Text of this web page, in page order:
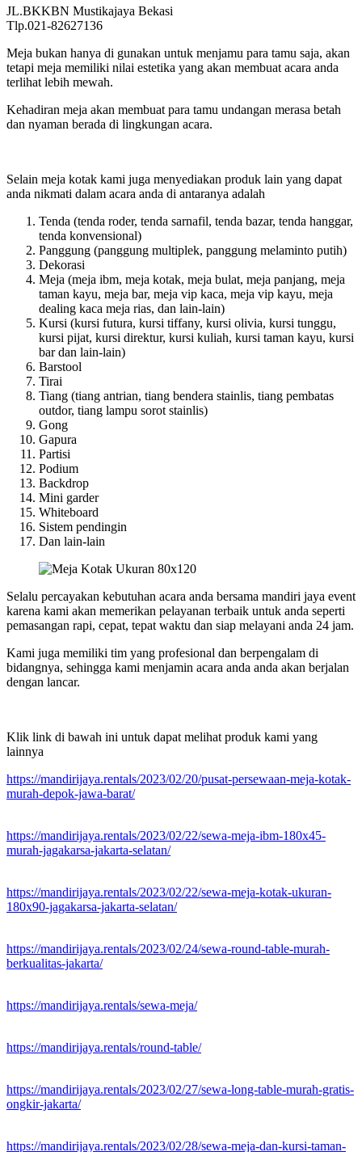
JL.BKKBN Mustikajaya Bekasi
Tlp.021-82627136
Meja bukan hanya di gunakan untuk menjamu para tamu saja, akan
tetapi meja memiliki nilai estetika yang akan membuat acara anda
terlihat lebih mewah.
Kehadiran meja akan membuat para tamu undangan merasa betah
dan nyaman berada di lingkungan acara.
Selain meja kotak kami juga menyediakan produk lain yang dapat
anda nikmati dalam acara anda di antaranya adalah
Tenda (tenda roder, tenda sarnafil, tenda bazar, tenda hanggar,
tenda konvensional)
Panggung (panggung multiplek, panggung melaminto putih)
Dekorasi
Meja (meja ibm, meja kotak, meja bulat, meja panjang, meja
taman kayu, meja bar, meja vip kaca, meja vip kayu, meja
dealing kaca meja rias, dan lain-lain)
Kursi (kursi futura, kursi tiffany, kursi olivia, kursi tunggu,
kursi pijat, kursi direktur, kursi kuliah, kursi taman kayu, kursi
bar dan lain-lain)
Barstool
Tirai
Tiang (tiang antrian, tiang bendera stainlis, tiang pembatas
outdor, tiang lampu sorot stainlis)
Gong
Gapura
Partisi
Podium
Backdrop
Mini garder
Whiteboard
Sistem pendingin
Dan lain-lain
Selalu percayakan kebutuhan acara anda bersama mandiri jaya event
karena kami akan memerikan pelayanan terbaik untuk anda seperti
pemasangan rapi, cepat, tepat waktu dan siap melayani anda 24 jam.
Kami juga memiliki tim yang profesional dan berpengalam di
bidangnya, sehingga kami menjamin acara anda anda akan berjalan
dengan lancar.
Klik link di bawah ini untuk dapat melihat produk kami yang
lainnya
https://mandirijaya.rentals/2023/02/20/pusat-persewaan-meja-kotak-
murah-depok-jawa-barat/
https://mandirijaya.rentals/2023/02/22/sewa-meja-ibm-180x45-
murah-jagakarsa-jakarta-selatan/
https://mandirijaya.rentals/2023/02/22/sewa-meja-kotak-ukuran-
180x90-jagakarsa-jakarta-selatan/
https://mandirijaya.rentals/2023/02/24/sewa-round-table-murah-
berkualitas-jakarta/
https://mandirijaya.rentals/sewa-meja/
https://mandirijaya.rentals/round-table/
https://mandirijaya.rentals/2023/02/27/sewa-long-table-murah-gratis-
ongkir-jakarta/
https://mandirijaya.rentals/2023/02/28/sewa-meja-dan-kursi-taman-